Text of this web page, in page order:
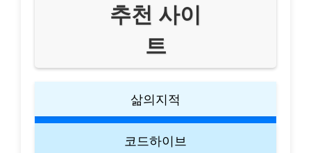
추천 사이
트
삶의지적
코드하이브